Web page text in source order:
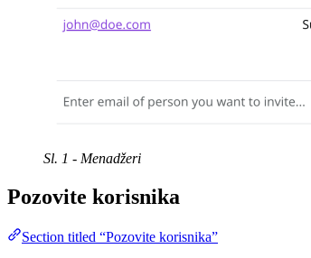
Sl. 1 - Menadžeri
Pozovite korisnika
Section titled “Pozovite korisnika”